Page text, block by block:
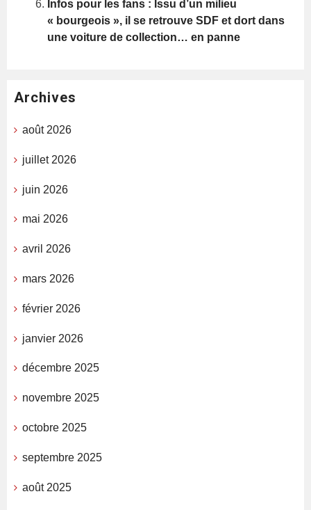
Infos pour les fans : Issu d’un milieu
« bourgeois », il se retrouve SDF et dort dans
une voiture de collection… en panne
Archives
août 2026
juillet 2026
juin 2026
mai 2026
avril 2026
mars 2026
février 2026
janvier 2026
décembre 2025
novembre 2025
octobre 2025
septembre 2025
août 2025